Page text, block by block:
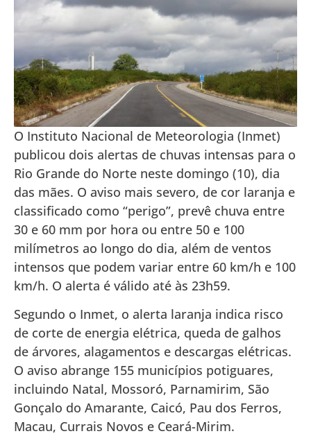
O Instituto Nacional de Meteorologia (Inmet)
publicou dois alertas de chuvas intensas para o
Rio Grande do Norte neste domingo (10), dia
das mães. O aviso mais severo, de cor laranja e
classificado como “perigo”, prevê chuva entre
30 e 60 mm por hora ou entre 50 e 100
milímetros ao longo do dia, além de ventos
intensos que podem variar entre 60 km/h e 100
km/h. O alerta é válido até às 23h59.
Segundo o Inmet, o alerta laranja indica risco
de corte de energia elétrica, queda de galhos
de árvores, alagamentos e descargas elétricas.
O aviso abrange 155 municípios potiguares,
incluindo Natal, Mossoró, Parnamirim, São
Gonçalo do Amarante, Caicó, Pau dos Ferros,
Macau, Currais Novos e Ceará-Mirim.